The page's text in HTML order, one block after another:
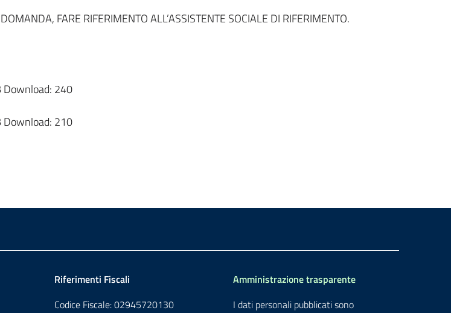
FARE RIFERIMENTO ALL’ASSISTENTE SOCIALE DI RIFERIMENTO.
Download: 240
Download: 210
Riferimenti Fiscali
Codice Fiscale: 02945720130
Amministrazione trasparente
I dati personali pubblicati sono